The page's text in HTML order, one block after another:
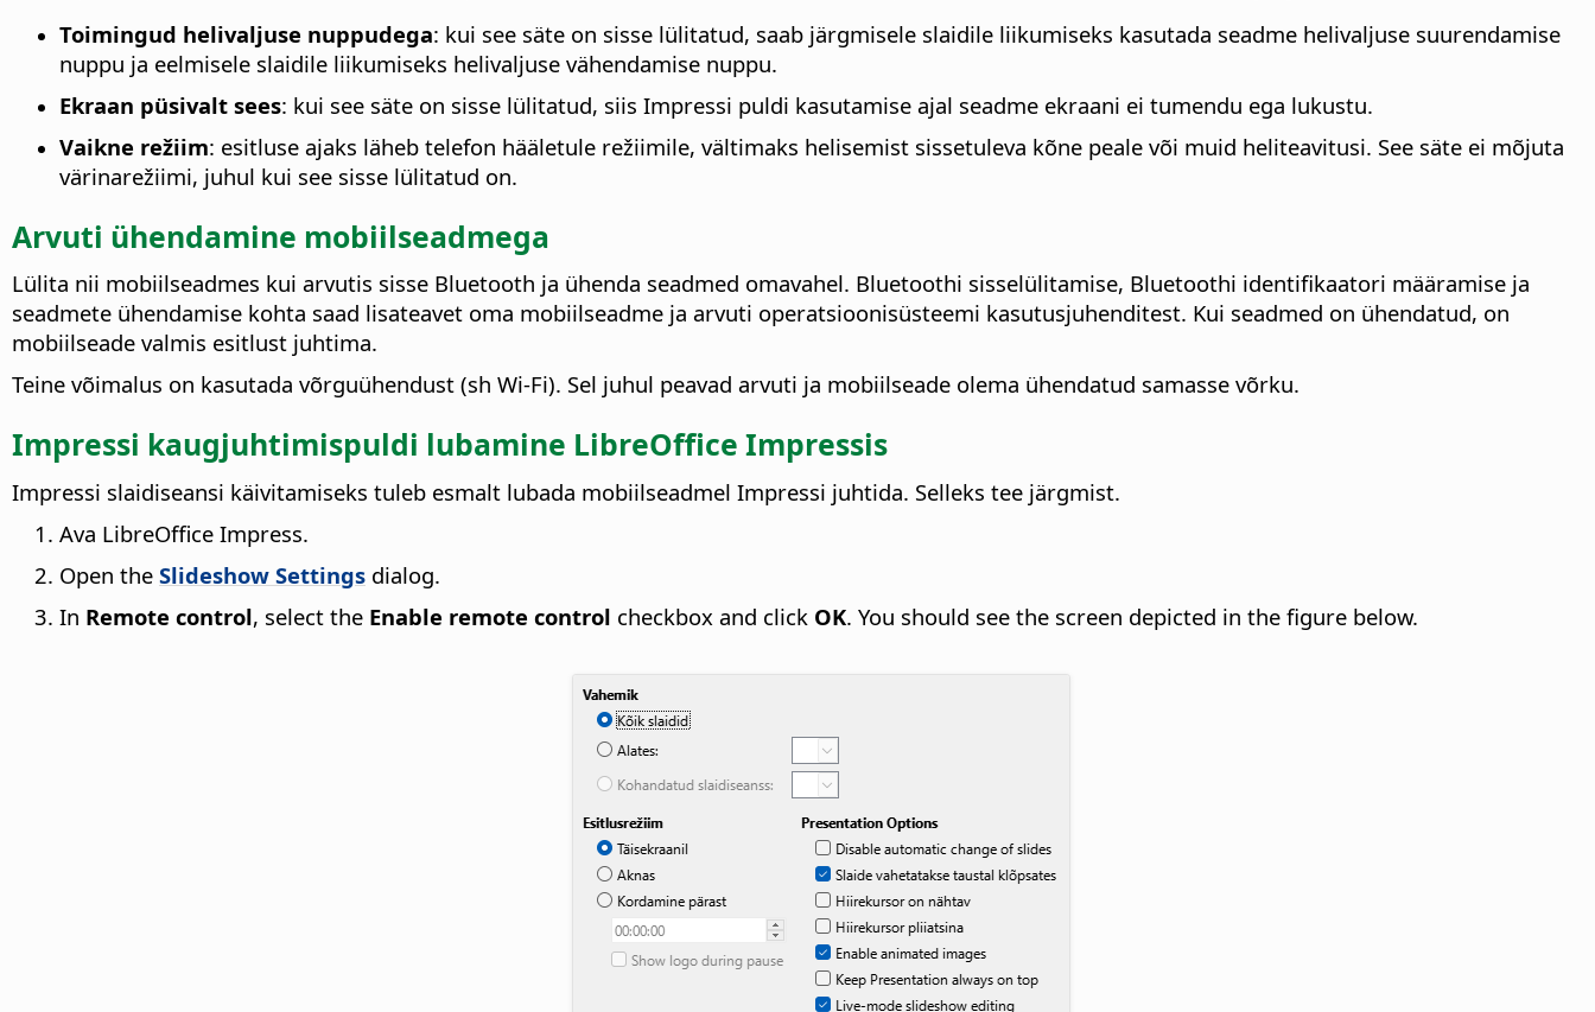
Toimingud helivaljuse nuppudega: kui see säte on sisse lülitatud, saab järgmisele slaidile liikumiseks kasutada seadme helivaljuse suurendamise
nuppu ja eelmisele slaidile liikumiseks helivaljuse vähendamise nuppu.
Ekraan püsivalt sees: kui see säte on sisse lülitatud, siis Impressi puldi kasutamise ajal seadme ekraani ei tumendu ega lukustu.
Vaikne režiim: esitluse ajaks läheb telefon hääletule režiimile, vältimaks helisemist sissetuleva kõne peale või muid heliteavitusi. See säte ei mõjuta
värinarežiimi, juhul kui see sisse lülitatud on.
Arvuti ühendamine mobiilseadmega
Lülita nii mobiilseadmes kui arvutis sisse Bluetooth ja ühenda seadmed omavahel. Bluetoothi sisselülitamise, Bluetoothi identifikaatori määramise ja
seadmete ühendamise kohta saad lisateavet oma mobiilseadme ja arvuti operatsioonisüsteemi kasutusjuhenditest. Kui seadmed on ühendatud, on
mobiilseade valmis esitlust juhtima.
Teine võimalus on kasutada võrguühendust (sh Wi-Fi). Sel juhul peavad arvuti ja mobiilseade olema ühendatud samasse võrku.
Impressi kaugjuhtimispuldi lubamine LibreOffice Impressis
Impressi slaidiseansi käivitamiseks tuleb esmalt lubada mobiilseadmel Impressi juhtida. Selleks tee järgmist.
Ava LibreOffice Impress.
Open the Slideshow Settings dialog.
In Remote control, select the Enable remote control checkbox and click OK. You should see the screen depicted in the figure below.